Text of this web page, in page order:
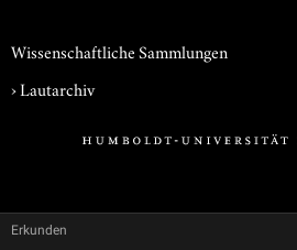
Wissenschaftliche Sammlungen
›Lautarchiv
Erkunden